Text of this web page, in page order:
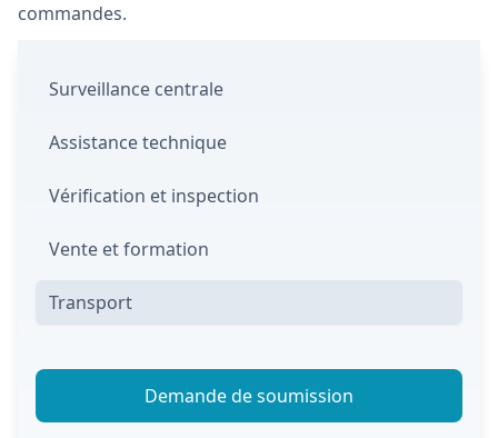
commandes.
Surveillance centrale
Assistance technique
Vérification et inspection
Vente et formation
Transport
Demande de soumission